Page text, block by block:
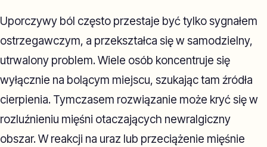
Uporczywy ból często przestaje być tylko sygnałem
ostrzegawczym, a przekształca się w samodzielny,
utrwalony problem. Wiele osób koncentruje się
wyłącznie na bolącym miejscu, szukając tam źródła
cierpienia. Tymczasem rozwiązanie może kryć się w
rozluźnieniu mięśni otaczających newralgiczny
obszar. W reakcji na uraz lub przeciążenie mięśnie